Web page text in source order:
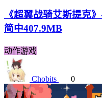
《超翼战骑艾斯提克
简中407.9MB
动作游戏
Chobits 0